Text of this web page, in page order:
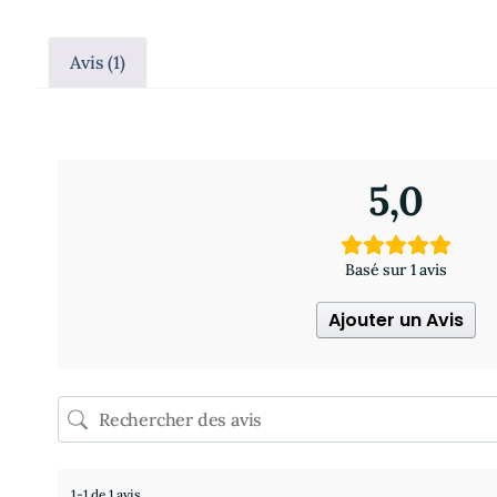
Avis (1)
5,0
Basé sur 1 avis
Ajouter un Avis